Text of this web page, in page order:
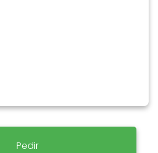
Pedir